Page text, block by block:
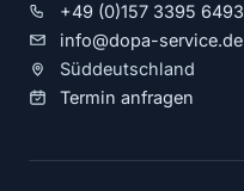
+49 (0)157 3395 6493
info@dopa-service.de
Süddeutschland
Termin anfragen